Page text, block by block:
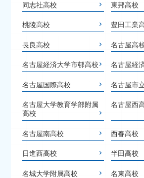
同志社高校 東邦高校
桃陵高校 豊田工業
長良高校 名古屋高
名古屋経済大学市邨高校 名古屋経
名古屋国際高校 名古屋市
名古屋大学教育学部附属
高校
名古屋西
名古屋南高校 西春高校
日進西高校 半田高校
名城大学附属高校 名東高校